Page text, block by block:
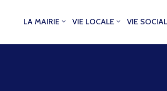
LA MAIRIE VIE LOCALE VIE